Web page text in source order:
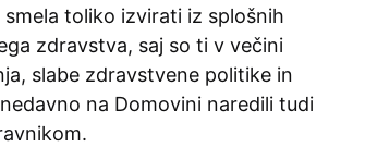
toliko izvirati iz splošnih
zdravstva, saj so ti v večini
slabe zdravstvene politike in
na Domovini naredili tudi